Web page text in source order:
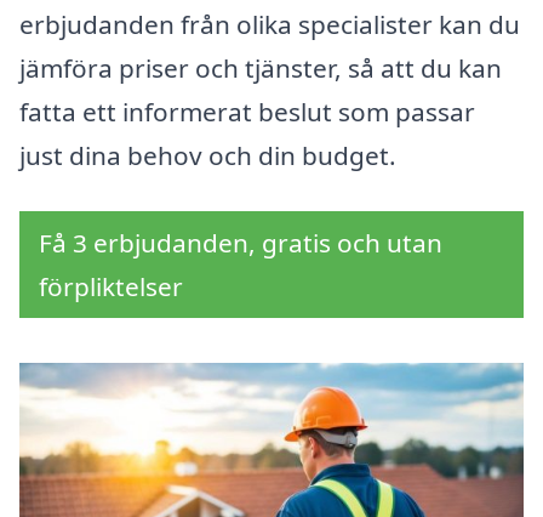
erbjudanden från olika specialister kan du
jämföra priser och tjänster, så att du kan
fatta ett informerat beslut som passar
just dina behov och din budget.
Få 3 erbjudanden, gratis och utan
förpliktelser